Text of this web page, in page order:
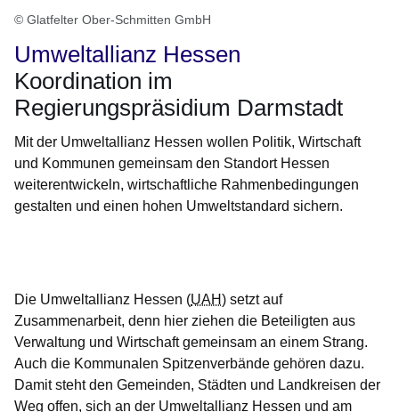
© Glatfelter Ober-Schmitten GmbH
Umweltallianz Hessen
Koordination im
Regierungspräsidium Darmstadt
Mit der Umweltallianz Hessen wollen Politik, Wirtschaft
und Kommunen gemeinsam den Standort Hessen
weiterentwickeln, wirtschaftliche Rahmenbedingungen
gestalten und einen hohen Umweltstandard sichern.
Die Umweltallianz Hessen (UAH) setzt auf
Zusammenarbeit, denn hier ziehen die Beteiligten aus
Verwaltung und Wirtschaft gemeinsam an einem Strang.
Auch die Kommunalen Spitzenverbände gehören dazu.
Damit steht den Gemeinden, Städten und Landkreisen der
Weg offen, sich an der Umweltallianz Hessen und am